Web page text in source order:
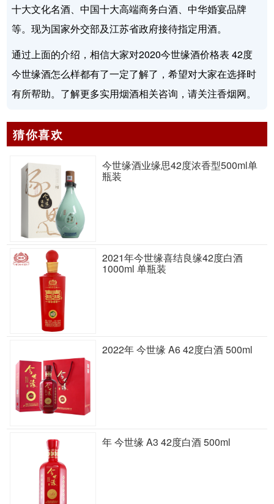
十大文化名酒、中国十大高端商务白酒、中华婚宴品牌
等。现为国家外交部及江苏省政府接待指定用酒。
通过上面的介绍，相信大家对2020今世缘酒价格表 42度
今世缘酒怎么样都有了一定了解了，希望对大家在选择时
有所帮助。了解更多实用烟酒相关咨询，请关注香烟网。
猜你喜欢
今世缘酒业缘思42度浓香型500ml单
瓶装
2021年今世缘喜结良缘42度白酒
1000ml 单瓶装
2022年 今世缘 A6 42度白酒 500ml
年 今世缘 A3 42度白酒 500ml